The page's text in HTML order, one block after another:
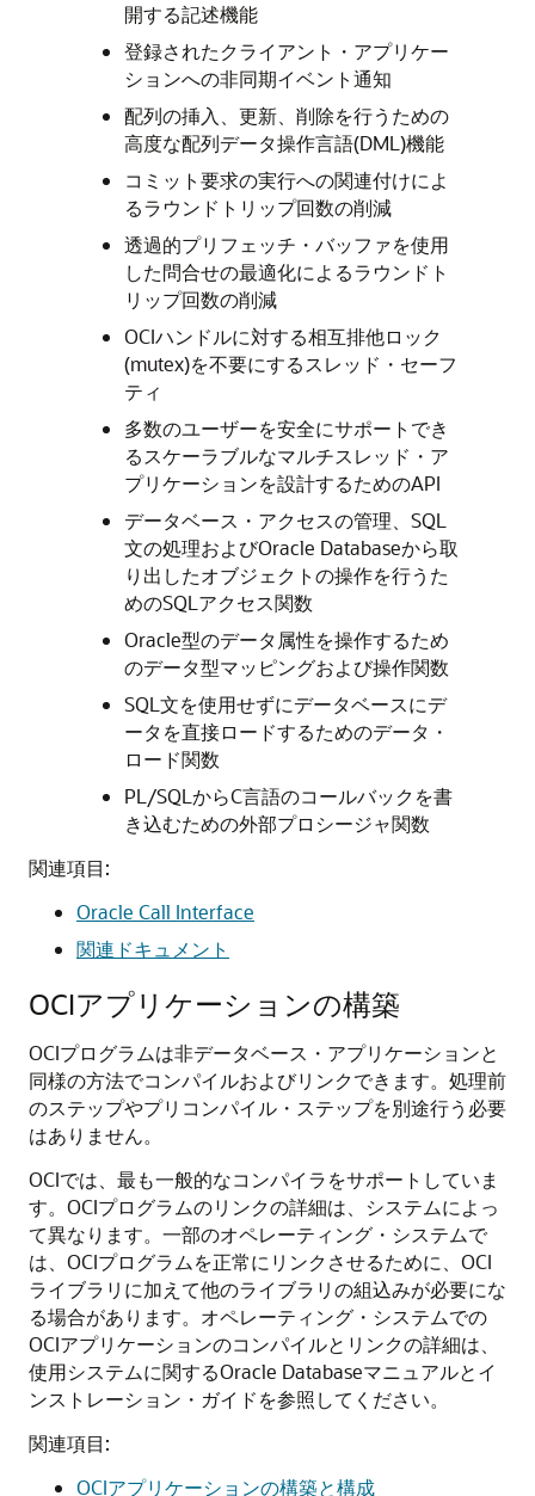
開する記述機能
登録されたクライアント・アプリケー
ションへの非同期イベント通知
配列の挿入、更新、削除を行うための
高度な配列データ操作言語(DML)機能
コミット要求の実行への関連付けによ
るラウンドトリップ回数の削減
透過的プリフェッチ・バッファを使用
した問合せの最適化によるラウンドト
リップ回数の削減
OCIハンドルに対する相互排他ロック
(mutex)を不要にするスレッド・セーフ
ティ
多数のユーザーを安全にサポートでき
るスケーラブルなマルチスレッド・ア
プリケーションを設計するためのAPI
データベース・アクセスの管理、SQL
文の処理およびOracle Databaseから取
り出したオブジェクトの操作を行うた
めのSQLアクセス関数
Oracle型のデータ属性を操作するため
のデータ型マッピングおよび操作関数
SQL文を使用せずにデータベースにデ
ータを直接ロードするためのデータ・
ロード関数
PL/SQLからC言語のコールバックを書
き込むための外部プロシージャ関数
関連項目:
Oracle Call Interface
関連ドキュメント
OCIアプリケーションの構築
OCIプログラムは非データベース・アプリケーションと
同様の方法でコンパイルおよびリンクできます。処理前
のステップやプリコンパイル・ステップを別途行う必要
はありません。
OCIでは、最も一般的なコンパイラをサポートしていま
す。OCIプログラムのリンクの詳細は、システムによっ
て異なります。一部のオペレーティング・システムで
は、OCIプログラムを正常にリンクさせるために、OCI
ライブラリに加えて他のライブラリの組込みが必要にな
る場合があります。オペレーティング・システムでの
OCIアプリケーションのコンパイルとリンクの詳細は、
使用システムに関するOracle Databaseマニュアルとイ
ンストレーション・ガイドを参照してください。
関連項目:
OCIアプリケーションの構築と構成